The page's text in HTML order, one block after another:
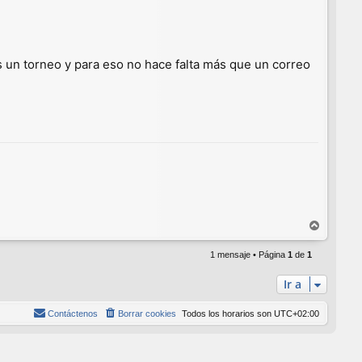
torneo y para eso no hace falta más que un correo
r
a
1 mensaje • Página 1 de 1
Ir a
Todos los horarios son UTC+02:00
Borrar cookies
Contáctenos